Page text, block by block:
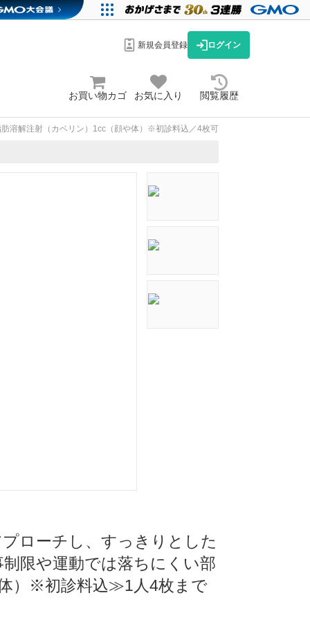
新規会員登録 ログイン
お買い物カゴ お気に入り 閲覧履歴
肪溶解注射（カベリン）1cc（顔や体）※初診料込／4枚可
ローチし、すっきりとした
限や運動では落ちにくい部
）※初診料込≫1人4枚まで